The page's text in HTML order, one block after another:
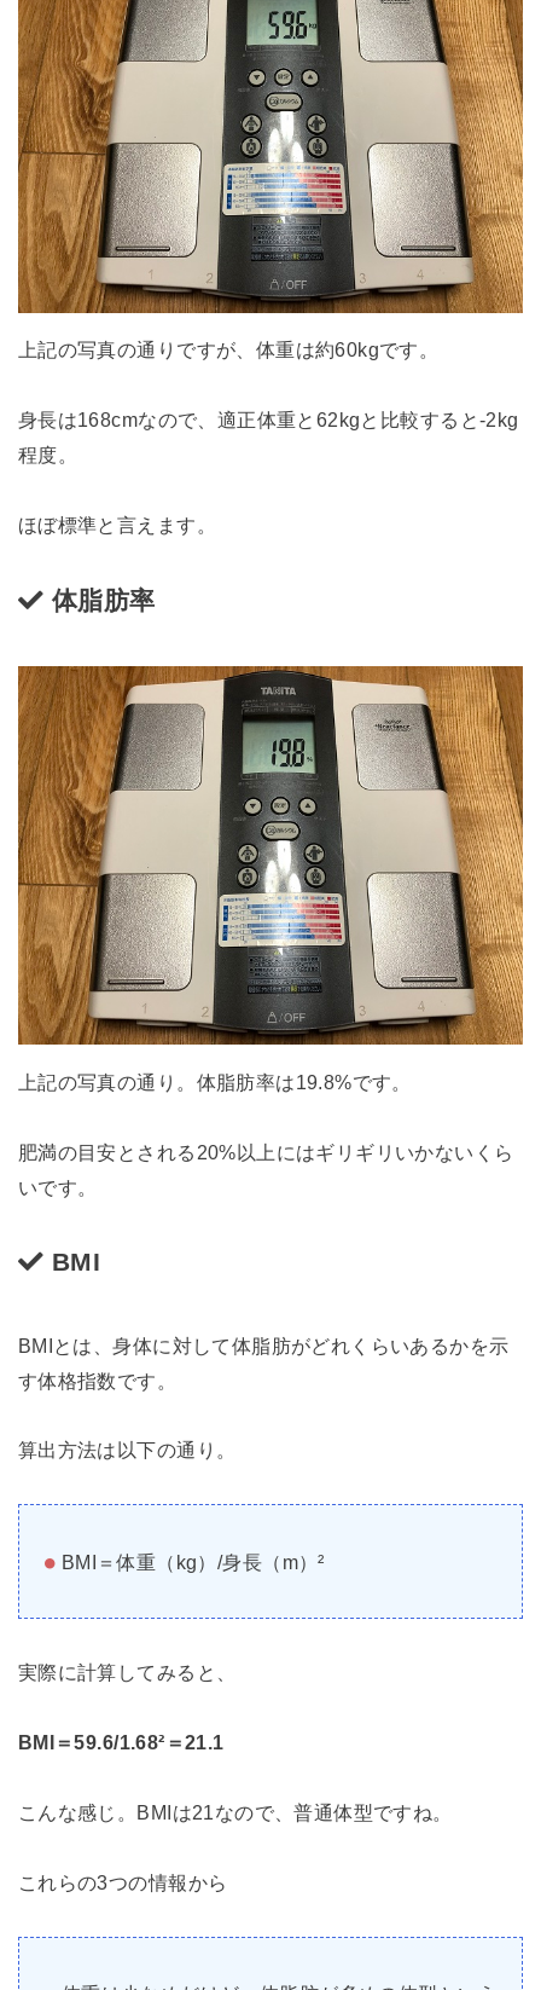
上記の写真の通りですが、体重は約60kgです。
身長は168cmなので、適正体重と62kgと比較すると-2kg
程度。
ほぼ標準と言えます。
体脂肪率
上記の写真の通り。体脂肪率は19.8%です。
肥満の目安とされる20%以上にはギリギリいかないくら
いです。
BMI
BMIとは、身体に対して体脂肪がどれくらいあるかを示
す体格指数です。
算出方法は以下の通り。
BMI＝体重（kg）/身長（m）²
実際に計算してみると、
BMI＝59.6/1.68²＝21.1
こんな感じ。BMIは21なので、普通体型ですね。
これらの3つの情報から